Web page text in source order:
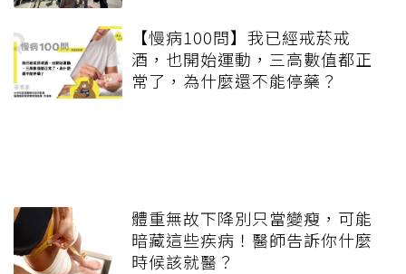
【慢病100問】我已經戒菸戒
酒，也開始運動，三高數值都正
常了，為什麼還不能停藥？
體重無故下降別只當變瘦，可能
暗藏這些疾病！醫師告訴你什麼
時候該就醫？